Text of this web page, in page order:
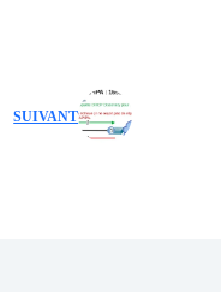
SUIVANT